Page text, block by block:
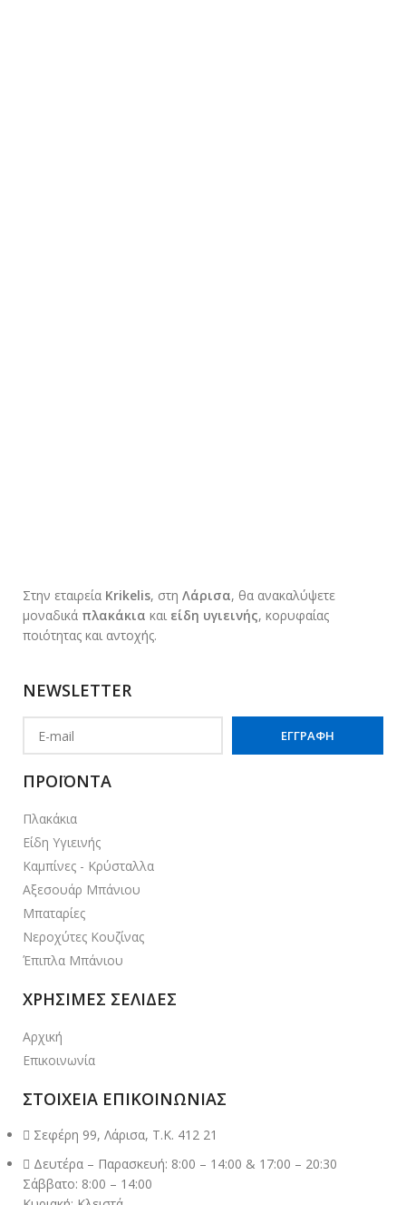
Στην εταιρεία Krikelis, στη Λάρισα, θα ανακαλύψετε
μοναδικά πλακάκια και είδη υγιεινής, κορυφαίας
ποιότητας και αντοχής.
NEWSLETTER
ΠΡΟΪΟΝΤΑ
Πλακάκια
Είδη Υγιεινής
Καμπίνες - Κρύσταλλα
Αξεσουάρ Μπάνιου
Μπαταρίες
Νεροχύτες Κουζίνας
Έπιπλα Μπάνιου
ΧΡΗΣΙΜΕΣ ΣΕΛΙΔΕΣ
Αρχική
Επικοινωνία
ΣΤΟΙΧΕΙΑ ΕΠΙΚΟΙΝΩΝΙΑΣ
Σεφέρη 99, Λάρισα, Τ.Κ. 412 21
Δευτέρα – Παρασκευή: 8:00 – 14:00 & 17:00 – 20:30
Σάββατο: 8:00 – 14:00